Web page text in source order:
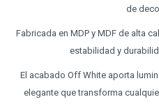
de
Fabricada en MDP y MDF de alta
estabilidad y
El acabado Off White aporta
elegante que transforma